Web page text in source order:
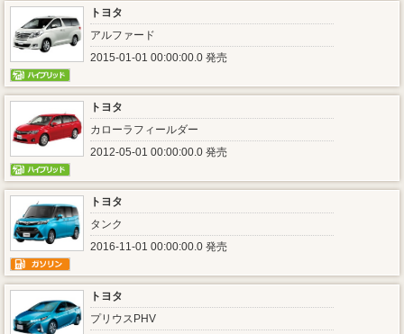
トヨタ
アルファード
2015-01-01 00:00:00.0 発売
トヨタ
カローラフィールダー
2012-05-01 00:00:00.0 発売
トヨタ
タンク
2016-11-01 00:00:00.0 発売
トヨタ
プリウスPHV